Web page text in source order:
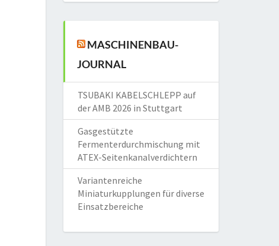
MASCHINENBAU-
JOURNAL
TSUBAKI KABELSCHLEPP auf
der AMB 2026 in Stuttgart
Gasgestützte
Fermenterdurchmischung mit
ATEX-Seitenkanalverdichtern
Variantenreiche
Miniaturkupplungen für diverse
Einsatzbereiche